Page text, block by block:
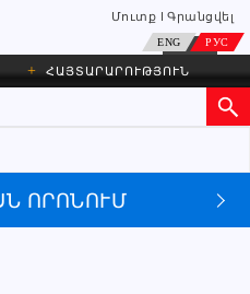
Մուտք Գրանցվել
ENG РУС
+ ՀԱՅՏԱՐԱՐՈՒԹՅՈՒՆ
ՈՐՈՆՈՒՄ